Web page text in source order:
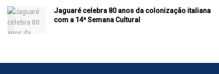
Jaguaré celebra 80 anos da colonização italiana
com a 14ª Semana Cultural